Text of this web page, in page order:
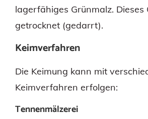
lagerfähiges Grünmalz.
getrocknet (gedarrt).
Keimverfahren
Die Keimung kann mit
Keimverfahren erfolgen:
Tennenmälzerei